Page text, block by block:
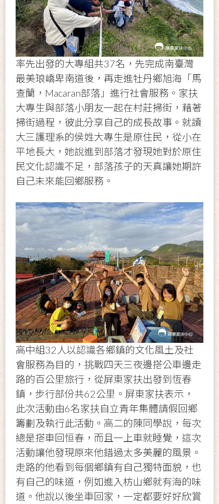
率先出發的大專組共37名，先完成南臺灣
最美琅嶠卑南道後，再走進牡丹鄉旭海「馬
查蘭，Macaran部落」進行社會服務。家扶
大專生與部落小朋友一起在村莊掃街，藉著
掃街過程，彼此分享自己的成長故事。就讀
大三護理系的侯姓大專生是原住民，從小在
平地長大，她說進到部落才發現她對於原住
民文化認識不足，部落孩子的天真讓她期許
自己未來能回鄉服務。
高中組32人以認識各鄉鎮的文化風土及社
會服務為目的，挑戰四天三夜邊搭公車邊走
路的百公里旅行，從屏東家扶出發到恆春
鎮，步行部份共62公里。屏東家扶表示，
此次活動由6名家扶自立青年集體請假回鄉
籌劃及執行此活動。高二的陳同學說，每次
總是搭車回恒春，而且一上車就睡覺，這次
活動讓他發現原來他錯過太多美麗的風景。
走路的他看到每個鄉鎮有自己獨特面貌，也
有自己的味道，例如進入枋山鄉就有海的味
道。他說以後坐車回家，一定都要好好欣賞